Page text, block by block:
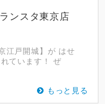
ンスタ東京店
江戸開城】が はせ
ています！ ぜ
もっと見る